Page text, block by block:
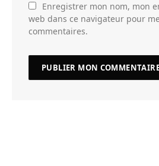
Enregistrer mon nom, mon
web dans ce navigateur pour
commentaires.